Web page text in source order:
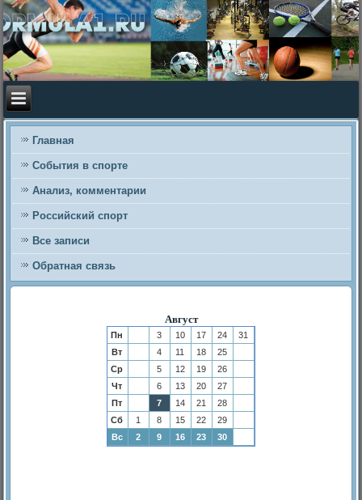
Главная
События в спорте
Анализ, комментарии
Российский спорт
Все записи
Обратная связь
Август
Пн 3 10 17 24
31
Вт
4 11 18
25
Ср
5 12 19
26
Чт
6 13 20
27
Пт
7 14 21
28
Сб
1 8 15 22
29
Вс
2 9 16 23 30